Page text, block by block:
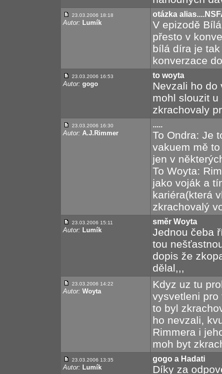
23.03.2006 18:18
Autor: Lumík
otázka
V epizodě
přesto v
bílá díra je
konverzace
23.03.2006 16:53
Autor: gogo
to woyta
Nevzali ho do
mohl slouzit
zkrachovaly
23.03.2006 16:30
Autor: A.J.Rimmer
.....
To Ondra: Je
vakuem mě
jen v
To Woyta:
jako voják a
kariéra(která
zkrachovalý
23.03.2006 15:11
Autor: Lumík
směr Woyta
Jednou čeba
tou
dopis že
dělal,,,
23.03.2006 14:22
Autor: Woyta
Kdyz uz tu
vysvetleni pro
to byl
ho nevzali,
Rimmera i
moh byt
23.03.2006 13:35
Autor: Lumík
gogo a Hadati
Díky za